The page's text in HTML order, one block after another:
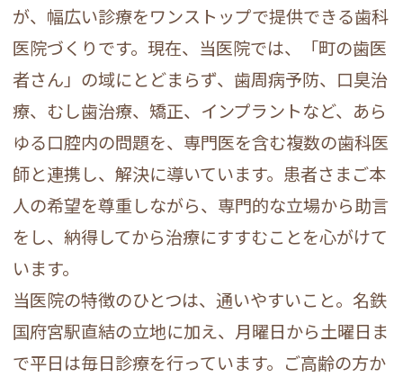
が、幅広い診療をワンストップで提供できる歯科
医院づくりです。現在、当医院では、「町の歯医
者さん」の域にとどまらず、歯周病予防、口臭治
療、むし歯治療、矯正、インプラントなど、あら
ゆる口腔内の問題を、専門医を含む複数の歯科医
師と連携し、解決に導いています。患者さまご本
人の希望を尊重しながら、専門的な立場から助言
をし、納得してから治療にすすむことを心がけて
います。
当医院の特徴のひとつは、通いやすいこと。名鉄
国府宮駅直結の立地に加え、月曜日から土曜日ま
で平日は毎日診療を行っています。ご高齢の方か